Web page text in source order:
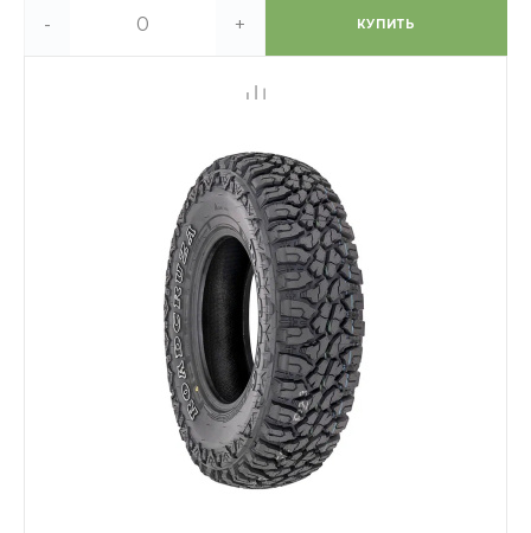
- + КУПИТЬ